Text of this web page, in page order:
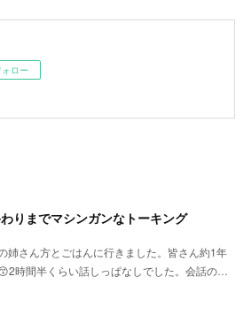
ォロー
りまでマシンガンなトーキング
姉さん方とごはんに行きました。皆さん約1年
時間半くらい話しっぱなしでした。会話の…